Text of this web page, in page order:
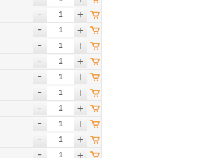
- +
- +
- +
- +
- +
- +
- +
- +
- +
- +